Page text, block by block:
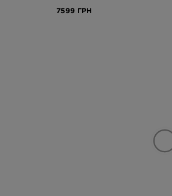
7599 ГРН